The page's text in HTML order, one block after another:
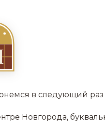
в следующий раз
Новгорода,